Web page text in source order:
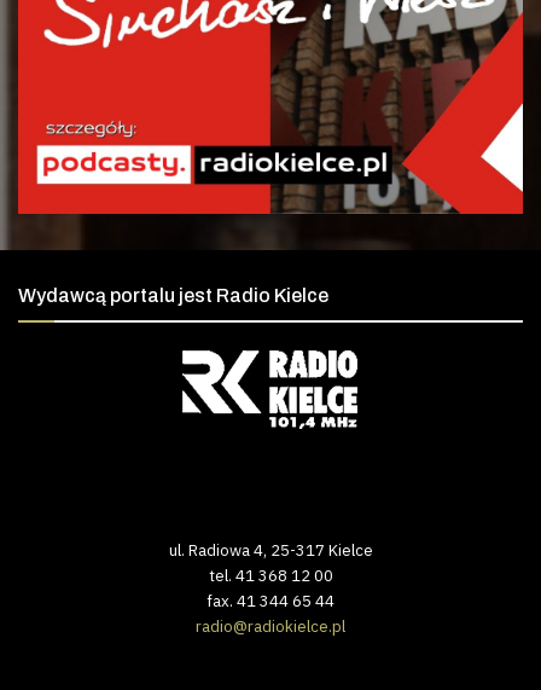
Wydawcą portalu jest Radio Kielce
ul. Radiowa 4, 25-317 Kielce
tel. 41 368 12 00
fax. 41 344 65 44
radio@radiokielce.pl